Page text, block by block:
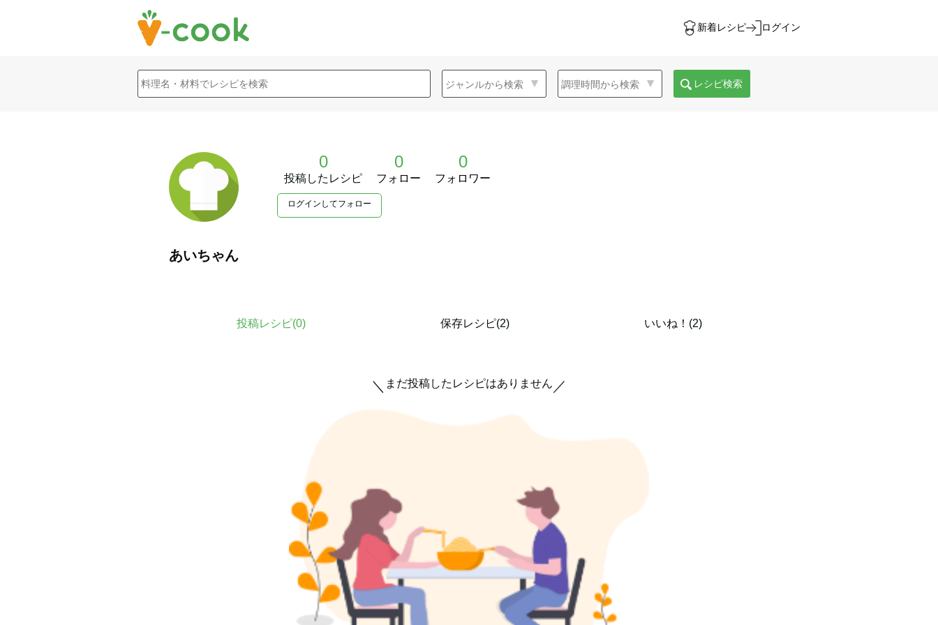
新着レシピ ログイン
レシピ検索
0
投稿したレシピ
0
フォロー
0
フォロワー
ログインしてフォロー
あいちゃん
投稿レシピ(0) 保存レシピ(2) いいね！(2)
＼ まだ投稿したレシピはありません ／